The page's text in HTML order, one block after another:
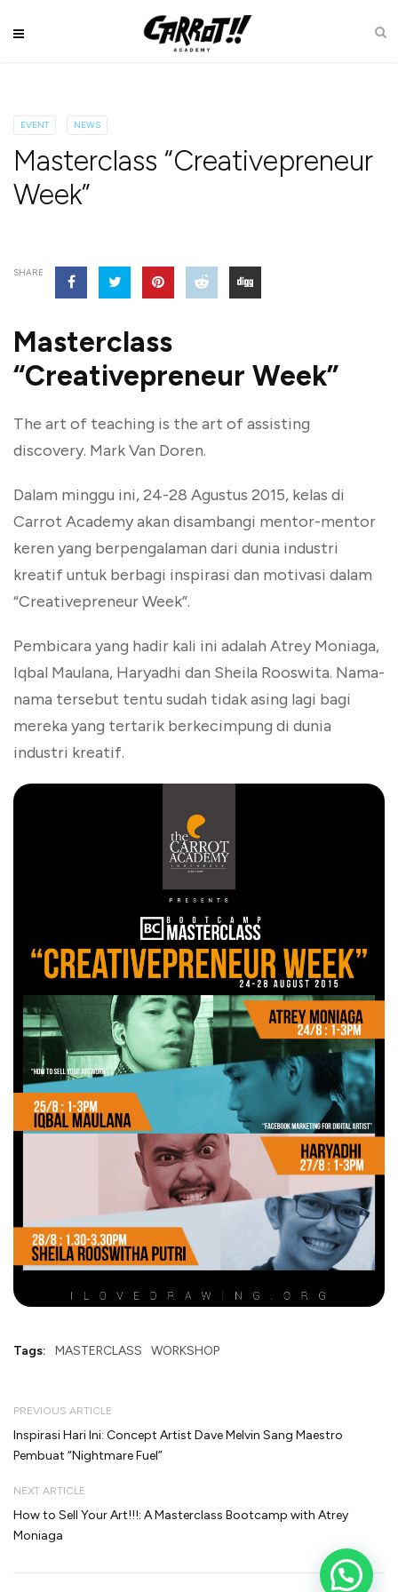
EVENT NEWS
Masterclass “Creativepreneur
Week”
SHARE
Masterclass
“Creativepreneur Week”
The art of teaching is the art of assisting
discovery. Mark Van Doren.
Dalam minggu ini, 24-28 Agustus 2015, kelas di
Carrot Academy akan disambangi mentor-mentor
keren yang berpengalaman dari dunia industri
kreatif untuk berbagi inspirasi dan motivasi dalam
“Creativepreneur Week”.
Pembicara yang hadir kali ini adalah Atrey Moniaga,
Iqbal Maulana, Haryadhi dan Sheila Rooswita. Nama-
nama tersebut tentu sudah tidak asing lagi bagi
mereka yang tertarik berkecimpung di dunia
industri kreatif.
Tags: MASTERCLASS WORKSHOP
PREVIOUS ARTICLE
Inspirasi Hari Ini: Concept Artist Dave Melvin Sang Maestro
Pembuat “Nightmare Fuel”
NEXT ARTICLE
How to Sell Your Art!!!: A Masterclass Bootcamp with Atrey
Moniaga